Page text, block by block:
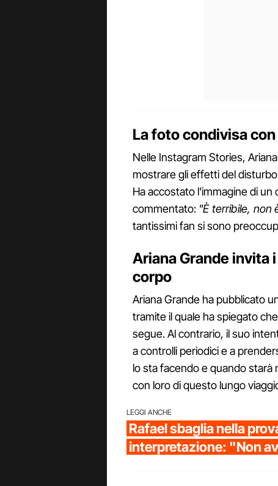
La foto condivisa
Nelle Instagram Stories,
mostrare gli effetti del
Ha accostato l'immagine di un
commentato: "È terribile, non
tantissimi fan si sono
Ariana Grande invita
corpo
Ariana Grande ha pubblicato
tramite il quale ha spiegato
segue. Al contrario, il suo
a controlli periodici e a
lo sta facendo e quando starà
con loro di questo lungo
LEGGI ANCHE
Rafael sbaglia nella
interpretazione: "Non